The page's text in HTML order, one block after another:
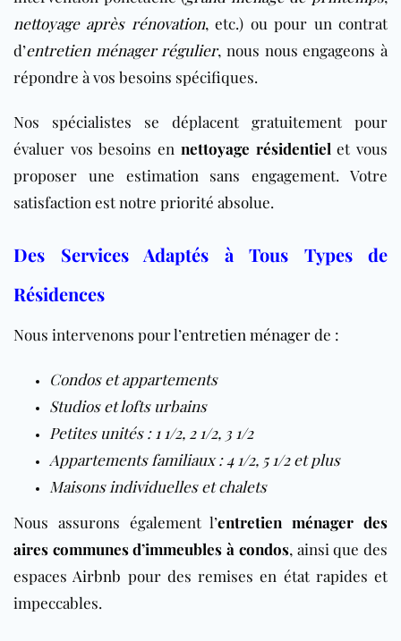
nettoyage après rénovation, etc.) ou pour un contrat
d’entretien ménager régulier, nous nous engageons à
répondre à vos besoins spécifiques.
Nos spécialistes se déplacent gratuitement pour
évaluer vos besoins en nettoyage résidentiel et vous
proposer une estimation sans engagement. Votre
satisfaction est notre priorité absolue.
Des Services Adaptés à Tous Types de
Résidences
Nous intervenons pour l’entretien ménagerde :
Condos et appartements
Studios et lofts urbains
Petites unités : 1 1/2, 2 1/2, 3 1/2
Appartements familiaux : 4 1/2, 5 1/2 et plus
Maisons individuelles et chalets
Nous assurons également l’entretien ménager des
aires communes d’immeubles à condos, ainsi que des
espaces Airbnb pour des remises en état rapides et
impeccables.